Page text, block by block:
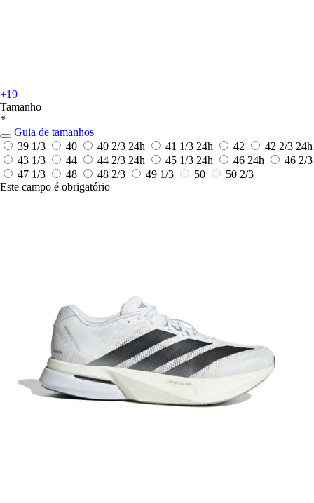
+19
Tamanho
*
Guia de tamanhos
39 1/3
40 40 2/3 24h 41 1/3 24h 42 42 2/3 24h
43 1/3
44 44 2/3 24h 45 1/3 24h 46 24h
46 2/3
47 1/3
48 48 2/3 49 1/3 50
50 2/3
Este campo é obrigatório